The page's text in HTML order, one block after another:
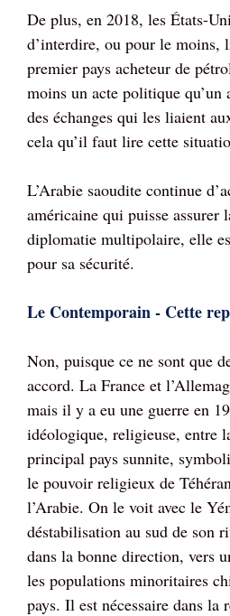
De plus, en 2018, les États-
d’interdire, ou pour le moins,
premier pays acheteur de
moins un acte politique
des échanges qui les liaient
cela qu’il faut lire cette
L’Arabie saoudite continue
américaine qui puisse
diplomatie multipolaire, elle
pour sa sécurité.
Le Contemporain - Cette
Non, puisque ce ne sont que
accord. La France et
mais il y a eu une guerre en
idéologique, religieuse, entre
principal pays sunnite,
le pouvoir religieux de
l’Arabie. On le voit avec le
déstabilisation au sud de son
dans la bonne direction, vers
les populations minoritaires
pays. Il est nécessaire dans